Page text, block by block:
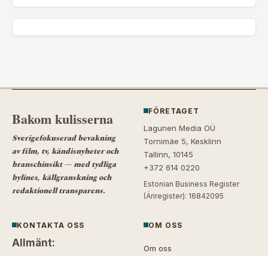
Bakom kulisserna
Sverigefokuserad bevakning
av film, tv, kändisnyheter och
branschinsikt — med tydliga
bylines, källgranskning och
redaktionell transparens.
FÖRETAGET
Lagunen Media OÜ
Tornimäe 5, Kesklinn
Tallinn, 10145
+372 614 0220
Estonian Business Register
(Äriregister): 16842095
KONTAKTA OSS
Allmänt:
OM OSS
Om oss